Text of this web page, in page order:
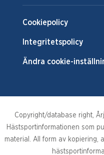
Cookiepolicy
Integritetspolicy
Ändra cookie-
Copyright/database right,
Hästsportinformationen som
material. All form av kopiering,